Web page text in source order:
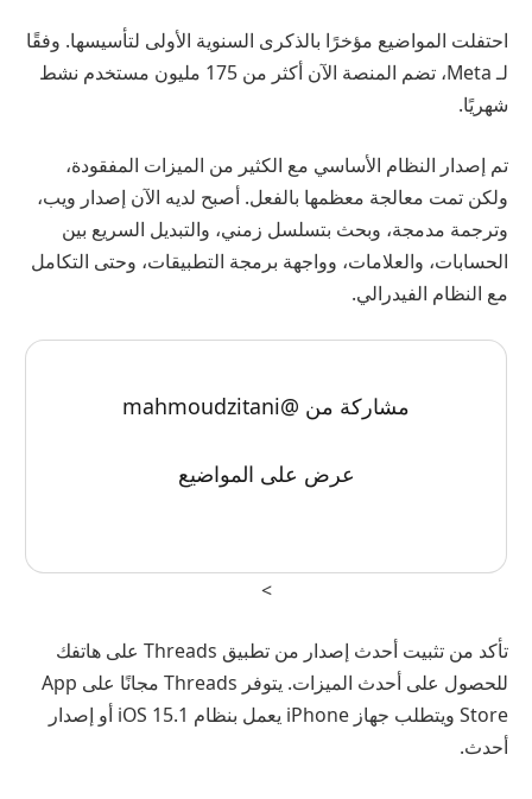
احتفلت المواضيع مؤخرًا بالذكرى السنوية الأولى لتأسيسها. وفقًا
لـ Meta، تضم المنصة الآن أكثر من 175 مليون مستخدم نشط
شهريًا.
تم إصدار النظام الأساسي مع الكثير من الميزات المفقودة،
ولكن تمت معالجة معظمها بالفعل. أصبح لديه الآن إصدار ويب،
وترجمة مدمجة، وبحث بتسلسل زمني، والتبديل السريع بين
الحسابات، والعلامات، وواجهة برمجة التطبيقات، وحتى التكامل
مع النظام الفيدرالي.
مشاركة من @mahmoudzitani
عرض على المواضيع
>
تأكد من تثبيت أحدث إصدار من تطبيق Threads على هاتفك
للحصول على أحدث الميزات. يتوفر Threads مجانًا على App
Store ويتطلب جهاز iPhone يعمل بنظام iOS 15.1 أو إصدار
أحدث.